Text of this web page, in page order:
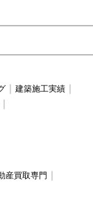
建築施工実績
産買取専門